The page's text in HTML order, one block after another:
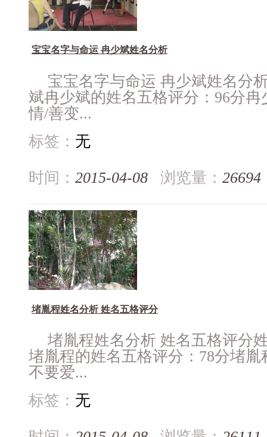
宝宝名字与命运 冉少斌姓名分析
宝宝名字与命运 冉少斌姓名分
斌冉少斌的姓名五格评分：96分
情/善变...
标签： 无
时间： 2015-04-08 浏览量： 26694
堵胤程姓名分析 姓名五格评分
堵胤程姓名分析 姓名五格评分
堵胤程的姓名五格评分：78分堵
不要爱...
标签： 无